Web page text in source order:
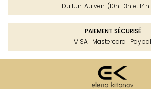
Du lun. Au ven. (10h-13h et
PAIEMENT SÉCURISÉ
VISA I Mastercard I Paypal